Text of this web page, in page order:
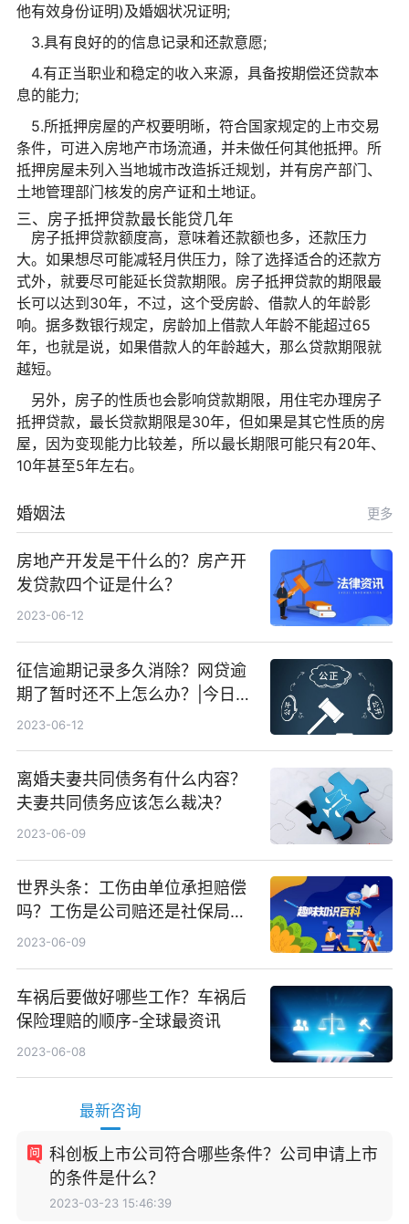
他有效身份证明)及婚姻状况证明;
3.具有良好的的信息记录和还款意愿;
4.有正当职业和稳定的收入来源，具备按期偿还贷款本
息的能力;
5.所抵押房屋的产权要明晰，符合国家规定的上市交易
条件，可进入房地产市场流通，并未做任何其他抵押。所
抵押房屋未列入当地城市改造拆迁规划，并有房产部门、
土地管理部门核发的房产证和土地证。
三、房子抵押贷款最长能贷几年
房子抵押贷款额度高，意味着还款额也多，还款压力
大。如果想尽可能减轻月供压力，除了选择适合的还款方
式外，就要尽可能延长贷款期限。房子抵押贷款的期限最
长可以达到30年，不过，这个受房龄、借款人的年龄影
响。据多数银行规定，房龄加上借款人年龄不能超过65
年，也就是说，如果借款人的年龄越大，那么贷款期限就
越短。
另外，房子的性质也会影响贷款期限，用住宅办理房子
抵押贷款，最长贷款期限是30年，但如果是其它性质的房
屋，因为变现能力比较差，所以最长期限可能只有20年、
10年甚至5年左右。
婚姻法 更多
房地产开发是干什么的？房产开
发贷款四个证是什么？
2023-06-12
征信逾期记录多久消除？网贷逾
期了暂时还不上怎么办？|今日快
看
2023-06-12
离婚夫妻共同债务有什么内容？
夫妻共同债务应该怎么裁决？
2023-06-09
世界头条：工伤由单位承担赔偿
吗？工伤是公司赔还是社保局
赔？
2023-06-09
车祸后要做好哪些工作？车祸后
保险理赔的顺序-全球最资讯
2023-06-08
最新咨询
科创板上市公司符合哪些条件？公司申请上市
的条件是什么？
2023-03-23 15:46:39